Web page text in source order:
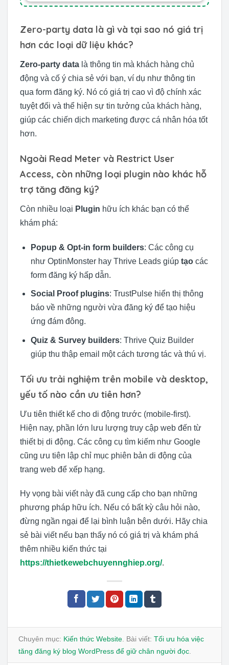
Zero-party data là gì và tại sao nó giá trị
hơn các loại dữ liệu khác?
Zero-party data là thông tin mà khách hàng chủ
động và cố ý chia sẻ với bạn, ví dụ như thông tin
qua form đăng ký. Nó có giá trị cao vì độ chính xác
tuyệt đối và thể hiện sự tin tưởng của khách hàng,
giúp các chiến dịch marketing được cá nhân hóa tốt
hơn.
Ngoài Read Meter và Restrict User
Access, còn những loại plugin nào khác hỗ
trợ tăng đăng ký?
Còn nhiều loại Plugin hữu ích khác bạn có thể
khám phá:
Popup & Opt-in form builders: Các công cụ
như OptinMonster hay Thrive Leads giúp tạocác
form đăng ký hấp dẫn.
Social Proof plugins: TrustPulse hiển thị thông
báo về những người vừa đăng ký để tạo hiệu
ứng đám đông.
Quiz & Survey builders: Thrive Quiz Builder
giúp thu thập email một cách tương tác và thú vị.
Tối ưu trải nghiệm trên mobile và desktop,
yếu tố nào cần ưu tiên hơn?
Ưu tiên thiết kế cho di động trước (mobile-first).
Hiện nay, phần lớn lưu lượng truy cập web đến từ
thiết bị di động. Các công cụ tìm kiếm như Google
cũng ưu tiên lập chỉ mục phiên bản di động của
trang web để xếp hạng.
Hy vọng bài viết này đã cung cấp cho bạn những
phương pháp hữu ích. Nếu có bất kỳ câu hỏi nào,
đừng ngần ngại để lại bình luận bên dưới. Hãy chia
sẻ bài viết nếu bạn thấy nó có giá trị và khám phá
thêm nhiều kiến thức tại
https://thietkewebchuyennghiep.org/.
Chuyên mục: Kiến thức Website . Bài viết: Tối ưu hóa việc
tăng đăng ký blog WordPress để giữ chân người đọc